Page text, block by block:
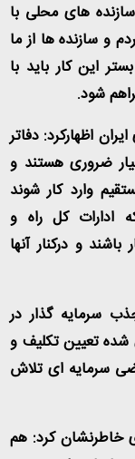
های محلی با
و سازنده ها از ما
این کار باید با
شود.
اظهارکرد: دفاتر
ضروری هستند و
وارد کار شوند
ادارات کل راه و
و درکنار آنها
سرمایه گذار در
شده تعیین تکلیف و
سرمایه ای تلاش
خاطرنشان کرد: هم